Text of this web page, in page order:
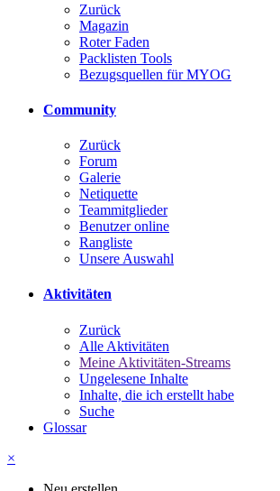
Zurück
Magazin
Roter Faden
Packlisten Tools
Bezugsquellen für MYOG
Community
Zurück
Forum
Galerie
Netiquette
Teammitglieder
Benutzer online
Rangliste
Unsere Auswahl
Aktivitäten
Zurück
Alle Aktivitäten
Meine Aktivitäten-Streams
Ungelesene Inhalte
Inhalte, die ich erstellt habe
Suche
Glossar
×